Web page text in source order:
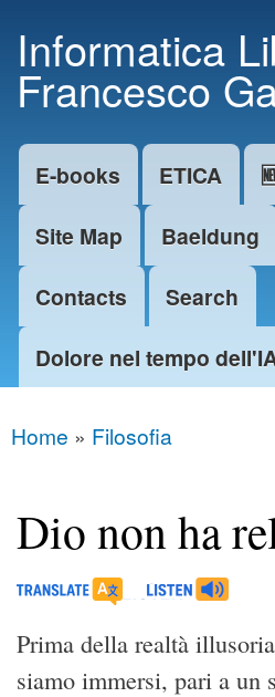
main
content
Informatica
Francesco
Main menu
E-books ETICA
Site Map
Baeldung
Contacts
Search
Dolore nel tempo
You are here
Home » Filosofia
Dio non ha
Prima della realtà
siamo immersi, pari a un